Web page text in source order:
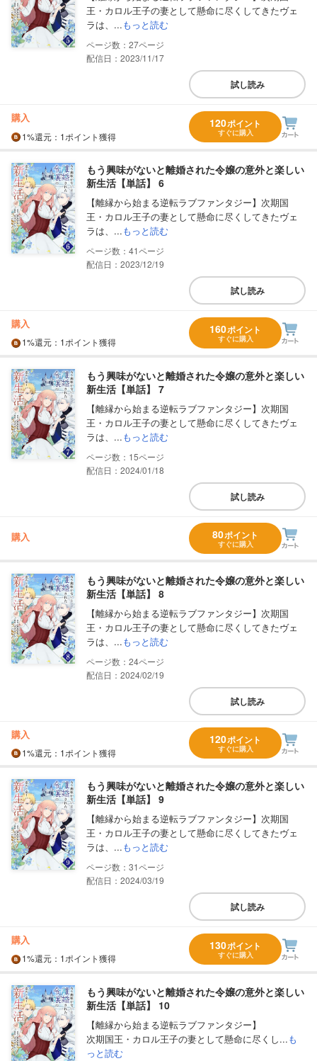
王・カロル王子の妻として懸命に尽くしてきたヴェ
ラは、...もっと読む
27
配信日：2023/11/17
試し読み
購入
1%還元 ：1ポイント獲得
120ポイント
すぐに購入
もう興味がないと離婚された令嬢の意外と楽しい
新生活【単話】 6
【離縁から始まる逆転ラブファンタジー】次期国
王・カロル王子の妻として懸命に尽くしてきたヴェ
ラは、...もっと読む
41
配信日：2023/12/19
試し読み
購入
1%還元 ：1ポイント獲得
160ポイント
すぐに購入
もう興味がないと離婚された令嬢の意外と楽しい
新生活【単話】 7
【離縁から始まる逆転ラブファンタジー】次期国
王・カロル王子の妻として懸命に尽くしてきたヴェ
ラは、...もっと読む
15
配信日：2024/01/18
試し読み
購入 80ポイント
すぐに購入
もう興味がないと離婚された令嬢の意外と楽しい
新生活【単話】 8
【離縁から始まる逆転ラブファンタジー】次期国
王・カロル王子の妻として懸命に尽くしてきたヴェ
ラは、...もっと読む
24
配信日：2024/02/19
試し読み
購入
1%還元 ：1ポイント獲得
120ポイント
すぐに購入
もう興味がないと離婚された令嬢の意外と楽しい
新生活【単話】 9
【離縁から始まる逆転ラブファンタジー】次期国
王・カロル王子の妻として懸命に尽くしてきたヴェ
ラは、...もっと読む
31
配信日：2024/03/19
試し読み
購入
1%還元 ：1ポイント獲得
130ポイント
すぐに購入
もう興味がないと離婚された令嬢の意外と楽しい
新生活【単話】 10
【離縁から始まる逆転ラブファンタジー】
次期国王・カロル王子の妻として懸命に尽くし...も
っと読む